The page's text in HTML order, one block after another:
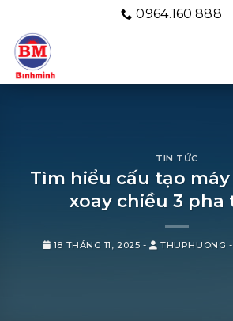
qua
nội
dung
0964.160.888
TIN TỨC
Tìm hiểu cấu tạo
xoay chiều 3 pha
18 THÁNG 11, 2025 - THUPHUONG -